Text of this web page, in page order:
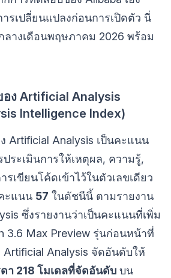
รเปลี่ยนแปลงก่อนการเปิดตัว นี่
างเดือนพฤษภาคม 2026 พร้อม
ง Artificial Analysis
Intelligence Index)
Artificial Analysis เป็นคะแนน
ระเมินการให้เหตุผล, ความรู้,
เขียนโค้ดเข้าไว้ในตัวเลขเดียว
ะแนน 57 ในดัชนีนี้ ตามรายงาน
ซึ่งรายงานว่าเป็นคะแนนที่เพิ่ม
3.6 Max Preview รุ่นก่อนหน้าที่
Analysis จัดอันดับให้
า 218 โมเดลที่จัดอันดับ บน